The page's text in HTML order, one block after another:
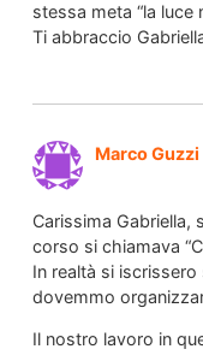
stessa meta “la luce
Ti abbraccio
Marco Guzzi
Carissima Gabriella,
corso si chiamava
In realtà si
dovemmo
Il nostro lavoro in